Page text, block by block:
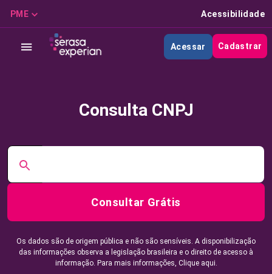
PME Acessibilidade
Acessar Cadastrar
Consulta CNPJ
Consultar Grátis
Os dados são de origem pública e não são sensíveis. A disponibilização
das informações observa a legislação brasileira e o direito de acesso à
informação. Para mais informações, Clique aqui.